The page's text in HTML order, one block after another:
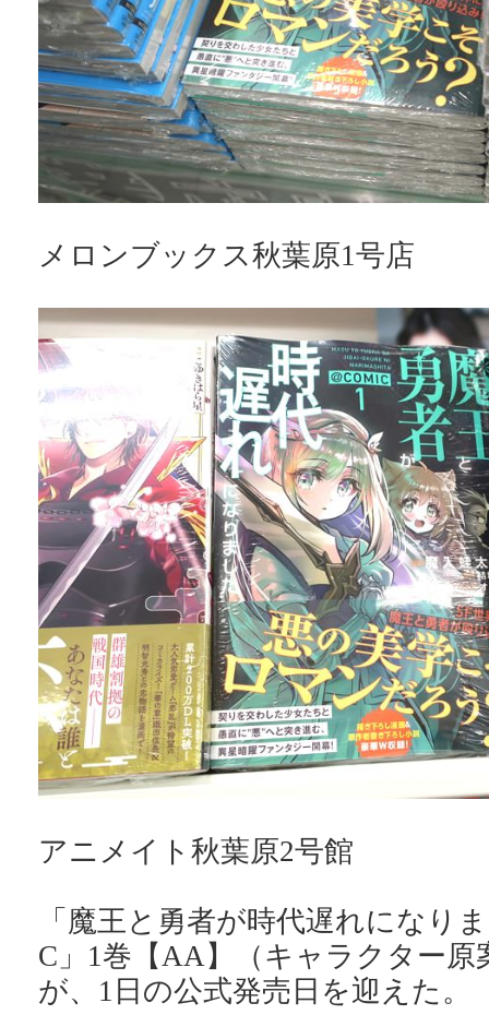
メロンブックス秋葉原1号店
アニメイト秋葉原2号館
「魔王と勇者が時代遅れになり
C」1巻【AA】（キャラクター原
が、1日の公式発売日を迎えた。